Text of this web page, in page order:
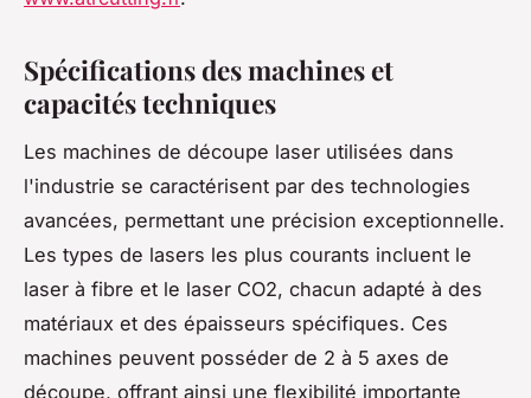
Spécifications des machines et
capacités techniques
Les machines de découpe laser utilisées dans
l'industrie se caractérisent par des technologies
avancées, permettant une précision exceptionnelle.
Les types de lasers les plus courants incluent le
laser à fibre et le laser CO2, chacun adapté à des
matériaux et des épaisseurs spécifiques. Ces
machines peuvent posséder de 2 à 5 axes de
découpe, offrant ainsi une flexibilité importante